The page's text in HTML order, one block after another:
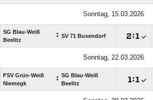
Sonntag, 15.03.2026
SG Blau-Weiß
Beelitz
: SV 71 Busendorf :
Sonntag, 22.03.2026
FSV Grün-Weiß
Niemegk
: SG Blau-Weiß
Beelitz
 :